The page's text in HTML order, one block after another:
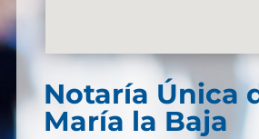
Notaría Única
María la Baja